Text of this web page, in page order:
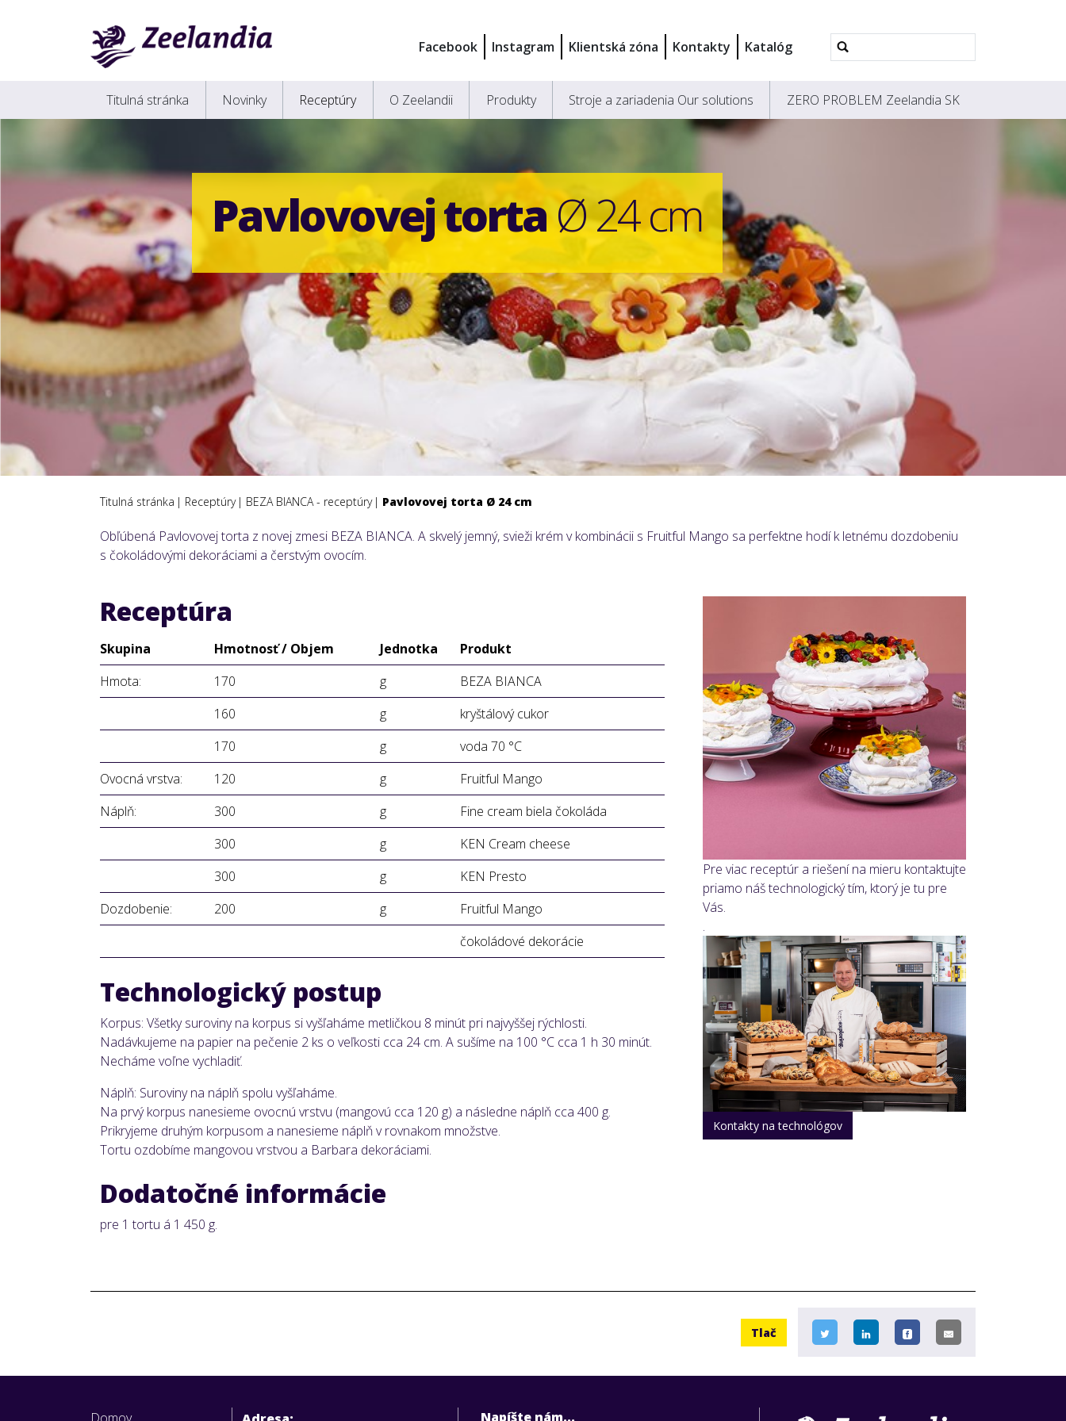
Facebook Instagram Klientská zóna Kontakty Katalóg
Rozšírené
vyhľadávanie...
Titulná stránka Novinky Receptúry O Zeelandii Produkty Stroje a zariadenia Our solutions ZERO PROBLEM Zeelandia SK
PavlovovejtortaØ 24 cm
Titulná stránka Receptúry BEZA BIANCA - receptúry Pavlovovej torta Ø 24 cm
Obľúbená Pavlovovej torta z novej zmesi BEZA BIANCA. A skvelý jemný, svieži krém v kombinácii s Fruitful Mango sa perfektne hodí k letnému dozdobeniu
s čokoládovými dekoráciami a čerstvým ovocím.
Receptúra
Skupina Hmotnosť / Objem Jednotka
Produkt
Hmota:
170 g
BEZA BIANCA
160
g
kryštálový cukor
170
g
voda 70 °C
Ovocná vrstva:
120 g
Fruitful Mango
Náplň:
300 g
Fine cream biela čokoláda
300
g
KEN Cream cheese
300
g
KEN Presto
Dozdobenie:
200 g
Fruitful Mango
čokoládové dekorácie
Technologický postup
Korpus: Všetky suroviny na korpus si vyšľaháme metličkou 8 minút pri najvyššej rýchlosti.
Nadávkujeme na papier na pečenie 2 ks o veľkosti cca 24 cm. A sušíme na 100 °C cca 1 h 30 minút.
Necháme voľne vychladiť.
Náplň: Suroviny na náplň spolu vyšľaháme.
Na prvý korpus nanesieme ovocnú vrstvu (mangovú cca 120 g) a následne náplň cca 400 g.
Prikryjeme druhým korpusom a nanesieme náplň v rovnakom množstve.
Tortu ozdobíme mangovou vrstvou a Barbara dekoráciami.
Dodatočné informácie
pre 1 tortu á 1 450 g.
Pre viac receptúr a riešení na mieru kontaktujte
priamo náš technologický tím, ktorý je tu pre
Vás.
.
Kontakty na technológov
Tlač
Napíšte nám...